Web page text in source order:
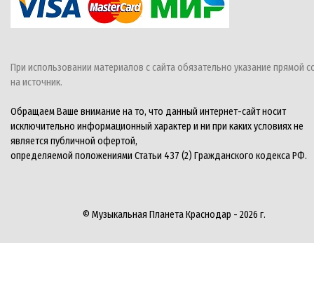
При использовании материалов с сайта обязательно указание прямой
на источник.
Обращаем Ваше внимание на то, что данный интернет-сайт носит
исключительно информационный характер и ни при каких условиях не
является публичной офертой,
определяемой положениями Статьи 437 (2) Гражданского кодекса РФ.
© Музыкальная Планета Краснодар - 2026 г.